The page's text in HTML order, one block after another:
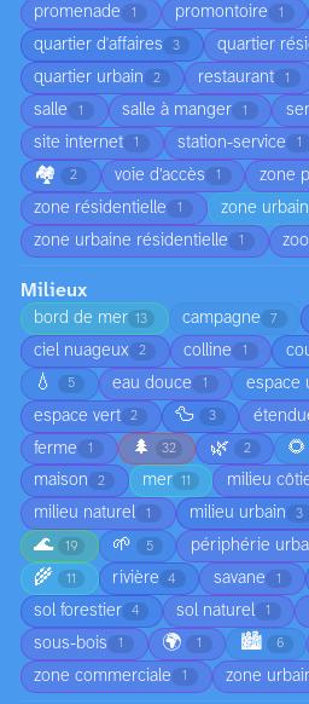
promenade 1 promontoire 1
quartier d'affaires 3 quartier
quartier urbain 2 restaurant 1
salle 1 salle à manger 1
site internet 1 station-service 1
🏘️ 2 voie d’accès 1 zone
zone résidentielle 1 zone
zone urbaine résidentielle 1 zoo
Milieux
bord de mer 13 campagne 7
ciel nuageux 2 colline 1
💧 5 eau douce 1 espace
espace vert 2 🦆 3
ferme 1 🌲 32 🌿 2 🌻
maison 2 mer 11 milieu
milieu naturel 1 milieu urbain 3
🌊 19 🌱 5 périphérie
🌾 11 rivière 4 savane 1
sol forestier 4 sol naturel 1
sous-bois 1 🌍 1 🏙️ 6
zone commerciale 1 zone